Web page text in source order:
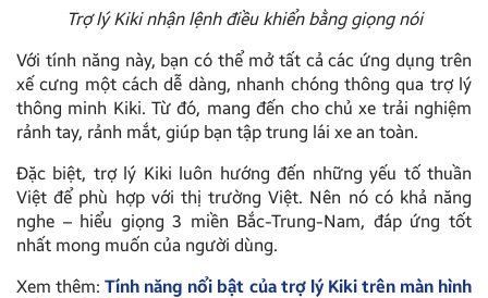
Trợ lý Kiki nhận lệnh điều khiển bằng giọng nói
Với tính năng này, bạn có thể mở tất cả các ứng dụng trên
xế cưng một cách dễ dàng, nhanh chóng thông qua trợ lý
thông minh Kiki. Từ đó, mang đến cho chủ xe trải nghiệm
rảnh tay, rảnh mắt, giúp bạn tập trung lái xe an toàn.
Đặc biệt, trợ lý Kiki luôn hướng đến những yếu tố thuần
Việt để phù hợp với thị trường Việt. Nên nó có khả năng
nghe – hiểu giọng 3 miền Bắc-Trung-Nam, đáp ứng tốt
nhất mong muốn của người dùng.
Xem thêm:Tính năng nổi bật của trợ lý Kiki trên màn hình